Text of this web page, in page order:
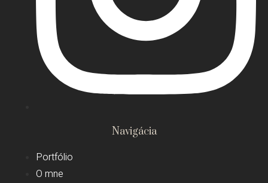
Navigácia
Portfólio
O mne